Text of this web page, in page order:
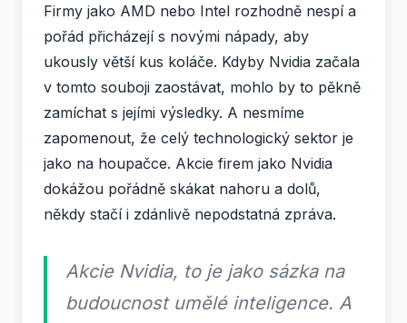
Firmy jako AMD nebo Intel rozhodně nespí a
pořád přicházejí s novými nápady, aby
ukously větší kus koláče. Kdyby Nvidia začala
v tomto souboji zaostávat, mohlo by to pěkně
zamíchat s jejími výsledky. A nesmíme
zapomenout, že celý technologický sektor je
jako na houpačce. Akcie firem jako Nvidia
dokážou pořádně skákat nahoru a dolů,
někdy stačí i zdánlivě nepodstatná zpráva.
Akcie Nvidia, to je jako sázka na
budoucnost umělé inteligence. A